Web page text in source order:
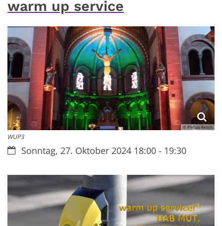
warm up service
© Philipp Kirsch
WUP3
Datum:Sonntag, 27. Oktober 2024 18:00 - 19:30